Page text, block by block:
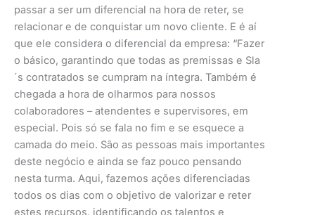
passar a ser um diferencial na hora de reter, se
relacionar e de conquistar um novo cliente. E é aí
que ele considera o diferencial da empresa: “Fazer
o básico, garantindo que todas as premissas e Sla
´s contratados se cumpram na íntegra. Também é
chegada a hora de olharmos para nossos
colaboradores – atendentes e supervisores, em
especial. Pois só se fala no fim e se esquece a
camada do meio. São as pessoas mais importantes
deste negócio e ainda se faz pouco pensando
nesta turma. Aqui, fazemos ações diferenciadas
todos os dias com o objetivo de valorizar e reter
estes recursos, identificando os talentos e